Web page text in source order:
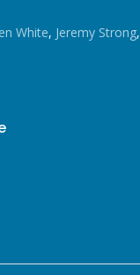
White, Jeremy Strong,